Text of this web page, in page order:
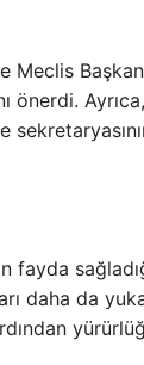
Meclis
önerdi.
fayda
daha da